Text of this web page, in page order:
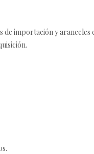
importación y aranceles